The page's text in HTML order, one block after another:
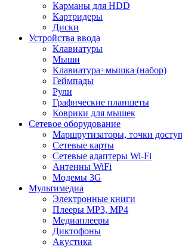
Карманы для HDD
Картридеры
Диски
Устройства ввода
Клавиатуры
Мыши
Клавиатура+мышка (набор)
Геймпады
Рули
Графические планшеты
Коврики для мышек
Сетевое оборудование
Маршрутизаторы, точки
Сетевые карты
Сетевые адаптеры Wi-Fi
Антенны WiFi
Модемы 3G
Мультимедиа
Электронные книги
Плееры MP3, MP4
Медиаплееры
Диктофоны
Акустика